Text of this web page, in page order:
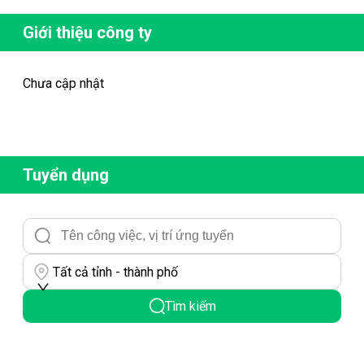
Giới thiệu công ty
Chưa cập nhật
Tuyển dụng
Tất cả tỉnh - thành phố
Tìm kiếm